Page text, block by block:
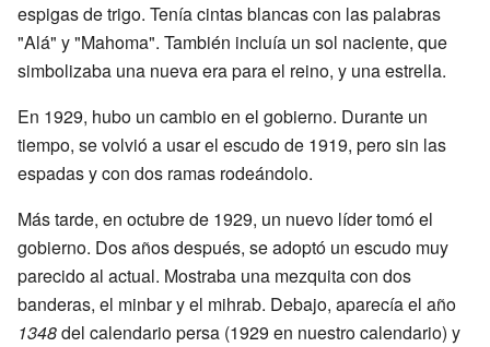
espigas de trigo. Tenía cintas blancas con las palabras
"Alá" y "Mahoma". También incluía un sol naciente, que
simbolizaba una nueva era para el reino, y una estrella.
En 1929, hubo un cambio en el gobierno. Durante un
tiempo, se volvió a usar el escudo de 1919, pero sin las
espadas y con dos ramas rodeándolo.
Más tarde, en octubre de 1929, un nuevo líder tomó el
gobierno. Dos años después, se adoptó un escudo muy
parecido al actual. Mostraba una mezquita con dos
banderas, el minbar y el mihrab. Debajo, aparecía el año
1348del calendario persa (1929 en nuestro calendario) y